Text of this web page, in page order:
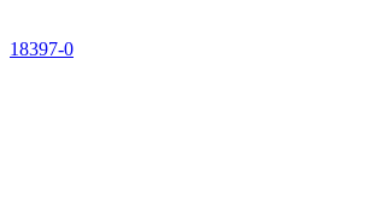
18397-0